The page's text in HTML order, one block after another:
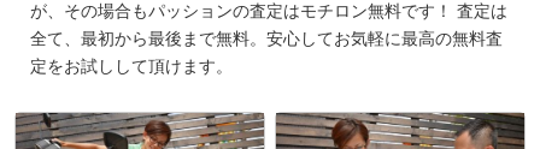
が、その場合もパッションの査定はモチロン無料です！ 査定は
全て、最初から最後まで無料。安心してお気軽に最高の無料査
定をお試しして頂けます。